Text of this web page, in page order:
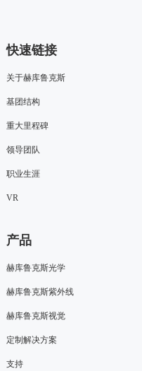
快速链接
关于赫库鲁克斯
基团结构
重大里程碑
领导团队
职业生涯
VR
产品
赫库鲁克斯光学
赫库鲁克斯紫外线
赫库鲁克斯视觉
定制解决方案
支持